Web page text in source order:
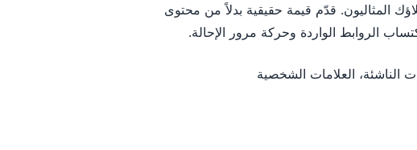
المثاليون. قدّم قيمة حقيقية بدلاً من محتوى
الروابط الواردة وحركة مرور الإحالة.